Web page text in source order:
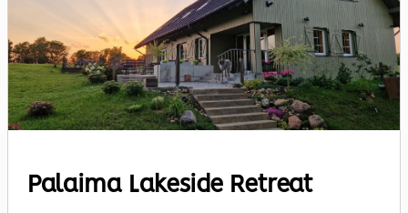
Palaima Lakeside Retreat